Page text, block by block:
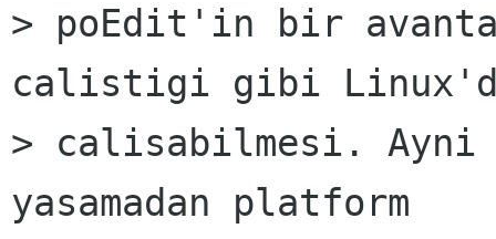
> poEdit'in bir
calistigi gibi
> calisabilmesi.
yasamadan platform